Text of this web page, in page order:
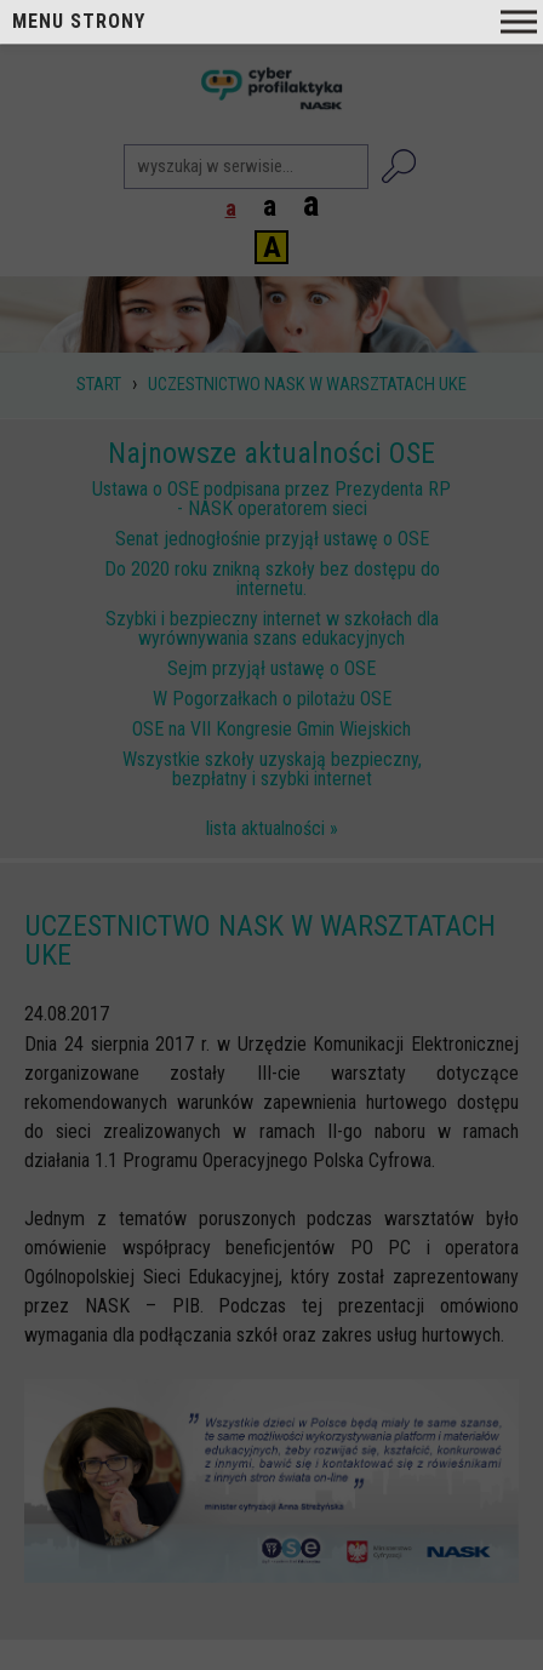
a a a
A
START › UCZESTNICTWO NASK W WARSZTATACH UKE
Najnowsze aktualności OSE
Ustawa o OSE podpisana przez Prezydenta RP
- NASK operatorem sieci
Senat jednogłośnie przyjął ustawę o OSE
Do 2020 roku znikną szkoły bez dostępu do
internetu.
Szybki i bezpieczny internet w szkołach dla
wyrównywania szans edukacyjnych
Sejm przyjął ustawę o OSE
W Pogorzałkach o pilotażu OSE
OSE na VII Kongresie Gmin Wiejskich
Wszystkie szkoły uzyskają bezpieczny,
bezpłatny i szybki internet
lista aktualności »
UCZESTNICTWO NASK W WARSZTATACH
UKE
24.08.2017
Dnia 24 sierpnia 2017 r. w Urzędzie Komunikacji Elektronicznej
zorganizowane zostały III-cie warsztaty dotyczące
rekomendowanych warunków zapewnienia hurtowego dostępu
do sieci zrealizowanych w ramach II-go naboru w ramach
działania 1.1 Programu Operacyjnego Polska Cyfrowa.
Jednym z tematów poruszonych podczas warsztatów było
omówienie współpracy beneficjentów PO PC i operatora
Ogólnopolskiej Sieci Edukacyjnej, który został zaprezentowany
przez NASK – PIB. Podczas tej prezentacji omówiono
wymagania dla podłączania szkół oraz zakres usług hurtowych.
MENU STRONY
Cyberprofilaktyka NASK
Nasi Eksperci
Aktualności
Projekty
Biblioteka
Poradniki i publikacje
Dla nauczycieli
Scenariusze lekcji
W sieci przyjaźni
(Nie)widzialne ślady online
Piosenka edukacyjna i teledysk
Plik i Folder
Dla rodziców
BEZPIECZNE WAKACJE 2023
BEZPIECZNE WAKACJE 2022
CYBERREPETYTORIUM
RAZEM W SIECI
INFOGRAFIKI
SŁOWA Z SIECI NASZYCH DZIECI
Webinaria
Webinary CEDMO
Cyfrowe wieczory dla rodziców
Cykl webinarów - marzec 2026
Multimedia
Kreskówki